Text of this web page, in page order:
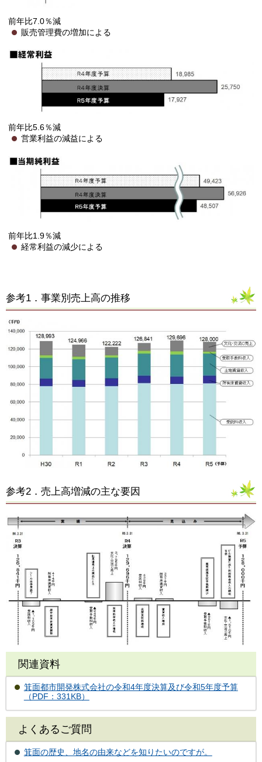
前年比7.0％減
販売管理費の増加による
前年比5.6％減
営業利益の減益による
前年比1.9％減
経常利益の減少による
参考1．事業別売上高の推移
参考2．売上高増減の主な要因
関連資料
箕面都市開発株式会社の令和4年度決算及び令和5年度予算
（PDF：331KB）
よくあるご質問
箕面の歴史、地名の由来などを知りたいのですが。